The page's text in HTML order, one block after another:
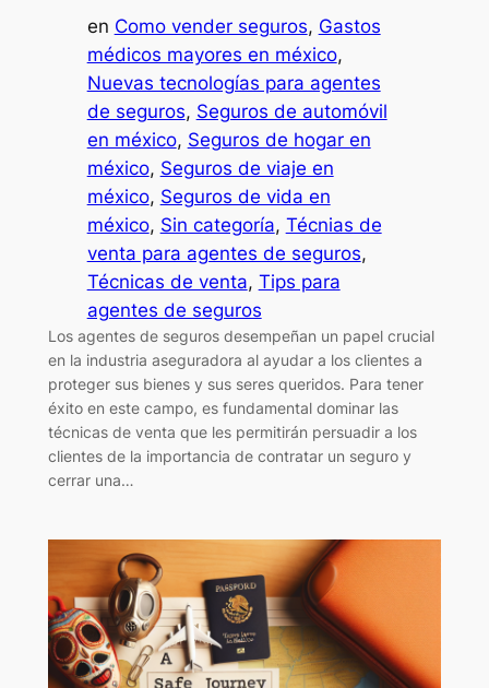
en Como vender seguros, Gastos
médicos mayores en méxico
Nuevas tecnologías para agentes
de seguros, Seguros de automóvil
en méxico, Seguros de hogar en
méxico, Seguros de viaje en
méxico, Seguros de vida en
méxico, Sin categoría, Técnias de
venta para agentes de seguros
Técnicas de venta, Tips para
agentes de seguros
Los agentes de seguros desempeñan un papel crucial
en la industria aseguradora al ayudar a los clientes a
proteger sus bienes y sus seres queridos. Para tener
éxito en este campo, es fundamental dominar las
técnicas de venta que les permitirán persuadir a los
clientes de la importancia de contratar un seguro y
cerrar una…